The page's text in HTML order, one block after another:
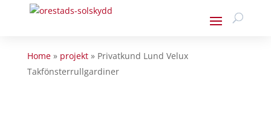
Home» projekt» Privatkund Lund Velux
Takfönsterrullgardiner